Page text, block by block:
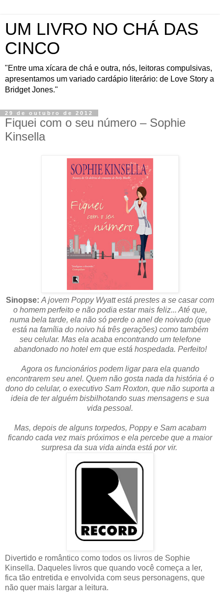
UM LIVRO NO CHÁ DAS
CINCO
"Entre uma xícara de chá e outra, nós, leitoras compulsivas,
apresentamos um variado cardápio literário: de Love Story a
Bridget Jones."
29 de outubro de 2012
Fiquei com o seu número – Sophie
Kinsella
Sinopse: A jovem Poppy Wyatt está prestes a se casar com
o homem perfeito e não podia estar mais feliz... Até que,
numa bela tarde, ela não só perde o anel de noivado (que
está na família do noivo há três gerações) como também
seu celular. Mas ela acaba encontrando um telefone
abandonado no hotel em que está hospedada. Perfeito!
Agora os funcionários podem ligar para ela quando
encontrarem seu anel. Quem não gosta nada da história é o
dono do celular, o executivo Sam Roxton, que não suporta a
ideia de ter alguém bisbilhotando suas mensagens e sua
vida pessoal.
Mas, depois de alguns torpedos, Poppy e Sam acabam
ficando cada vez mais próximos e ela percebe que a maior
surpresa da sua vida ainda está por vir.
Divertido e romântico como todos os livros de Sophie
Kinsella. Daqueles livros que quando você começa a ler,
fica tão entretida e envolvida com seus personagens, que
não quer mais largar a leitura.